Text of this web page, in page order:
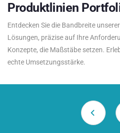
Produktlinien
Entdecken Sie die Bandbreite
Lösungen, präzise auf Ihre
Konzepte, die Maßstäbe setzen.
echte Umsetzungsstärke.